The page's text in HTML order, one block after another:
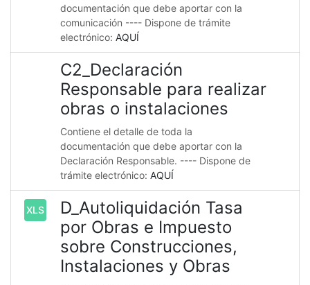
documentación que debe aportar con la
comunicación ---- Dispone de trámite
electrónico: AQUÍ
C2_Declaración
Responsable para realizar
obras o instalaciones
Contiene el detalle de toda la
documentación que debe aportar con la
Declaración Responsable. ---- Dispone de
trámite electrónico: AQUÍ
XLS
D_Autoliquidación Tasa
por Obras e Impuesto
sobre Construcciones,
Instalaciones y Obras